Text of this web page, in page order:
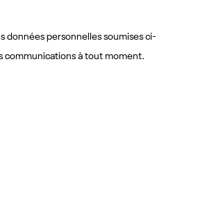
données personnelles soumises ci-
communications à tout moment.